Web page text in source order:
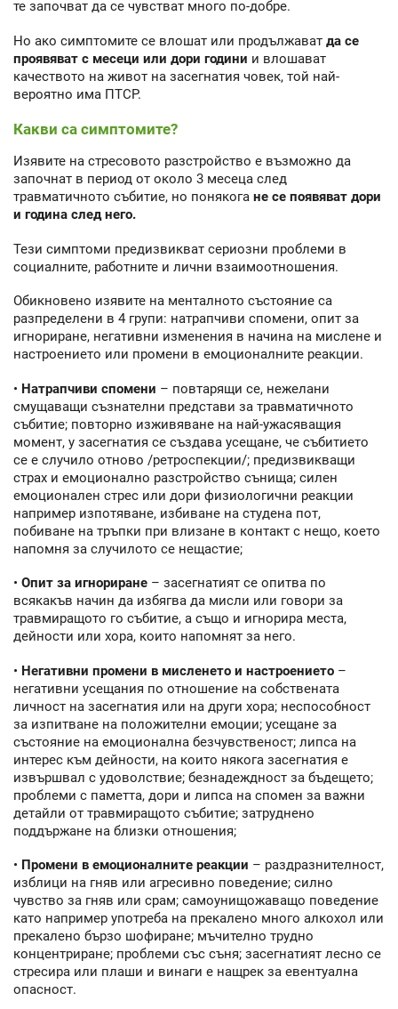
те започват да се чувстват много по-добре.
Но ако симптомите се влошат или продължават да се
проявяват с месеци или дори години и влошават
качеството на живот на засегнатия човек, той най-
вероятно има ПТСР.
Какви са симптомите?
Изявите на стресовото разстройство е възможно да
започнат в период от около 3 месеца след
травматичното събитие, но понякога не се появяват дори
и година след него.
Тези симптоми предизвикват сериозни проблеми в
социалните, работните и лични взаимоотношения.
Обикновено изявите на менталното състояние са
разпределени в 4 групи: натрапчиви спомени, опит за
игнориране, негативни изменения в начина на мислене и
настроението или промени в емоционалните реакции.
• Натрапчиви спомени – повтарящи се, нежелани
смущаващи съзнателни представи за травматичното
събитие; повторно изживяване на най-ужасяващия
момент, у засегнатия се създава усещане, че събитието
се е случило отново /ретроспекции/; предизвикващи
страх и емоционално разстройство сънища; силен
емоционален стрес или дори физиологични реакции
например изпотяване, избиване на студена пот,
побиване на тръпки при влизане в контакт с нещо, което
напомня за случилото се нещастие;
• Опит за игнориране – засегнатият се опитва по
всякакъв начин да избягва да мисли или говори за
травмиращото го събитие, а също и игнорира места,
дейности или хора, които напомнят за него.
• Негативни промени в мисленето и настроението –
негативни усещания по отношение на собствената
личност на засегнатия или на други хора; неспособност
за изпитване на положителни емоции; усещане за
състояние на емоционална безчувственост; липса на
интерес към дейности, на които някога засегнатия е
извършвал с удоволствие; безнадеждност за бъдещето;
проблеми с паметта, дори и липса на спомен за важни
детайли от травмиращото събитие; затруднено
поддържане на близки отношения;
• Промени в емоционалните реакции – раздразнителност,
изблици на гняв или агресивно поведение; силно
чувство за гняв или срам; самоунищожаващо поведение
като например употреба на прекалено много алкохол или
прекалено бързо шофиране; мъчително трудно
концентриране; проблеми със съня; засегнатият лесно се
стресира или плаши и винаги е нащрек за евентуална
опасност.